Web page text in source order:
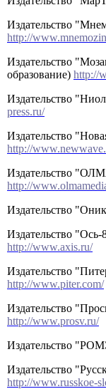
Издательство
http://
Издательство
образование) http://
Издательство
press.ru/
Издательство
http://
Издательство
http://
Издательство
Издательство
http://www.axis.ru/
Издательство
http://www.piter.com/
Издательство
http://www.prosv.ru/
Издательство
Издательство
http://www.russkoe-